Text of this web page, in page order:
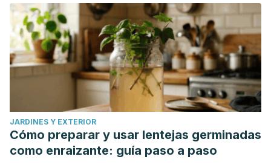
162-177.
https://rcs.uv.cl/index.php/IEYA/article/view/576/592
Roa Muñoz, J. M.
(2018)Multidisciplinarte.
https://repository.udistrital.edu.co/bitstream/handle/11349/
sequence=1&isAllowed=y
Solano, A. A., & Chornet, V. G. (2018). El arte en la primera
infacia: propuestas destacables.
Revista sobre la infancia y
la adolescencia, (15), 70-97.
https://polipapers.upv.es/index.php/reinad/article/view/9600/
VILCA, Daniela y FARKAS, Chamarrita.
Lenguaje y Uso de
JARDINES Y EXTERIOR
Cómo preparar y usar lentejas germinadas
como enraizante: guía paso a paso